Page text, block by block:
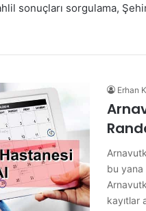
sonuçları sorgulama,
Erhan
bu yana
kayıtlar